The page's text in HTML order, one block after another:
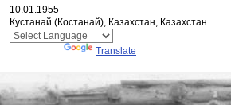
10.01.1955
Кустанай (Костанай), Казахстан, Казахстан
Translate